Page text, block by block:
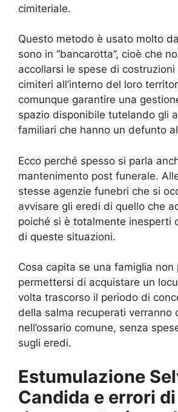
cimiteriale.
Questo metodo è usato molto
sono in “bancarotta”, cioè che
accollarsi le spese di costruzioni
cimiteri all’interno del loro
comunque garantire una
spazio disponibile tutelando gli
familiari che hanno un defunto
Ecco perché spesso si parla
mantenimento post funerale.
stesse agenzie funebri che si
avvisare gli eredi di quello che
poiché si è totalmente inesperti
di queste situazioni.
Cosa capita se una famiglia non
permettersi di acquistare un
volta trascorso il periodo di
della salma recuperati verranno
nell’ossario comune, senza
sugli eredi.
Estumulazione
Candida e errori di